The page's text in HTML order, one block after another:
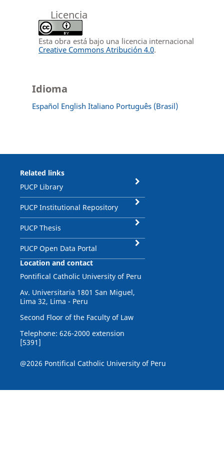
Licencia
Esta obra está bajo una licencia internacional
Creative Commons Atribución 4.0.
Idioma
Español English Italiano Português (Brasil)
Related links
PUCP Library
PUCP Institutional Repository
PUCP Thesis
PUCP Open Data Portal
Location and contact
Pontifical Catholic University of Peru
Av. Universitaria 1801 San Miguel,
Lima 32, Lima - Peru
Second Floor of the Faculty of Law
Telephone: 626-2000 extension
[5391]
@2026 Pontifical Catholic University of Peru